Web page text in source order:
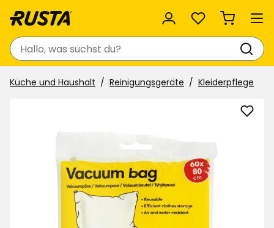
Favoriten
Suchen
Küche und Haushalt Reinigungsgeräte Kleiderpflege